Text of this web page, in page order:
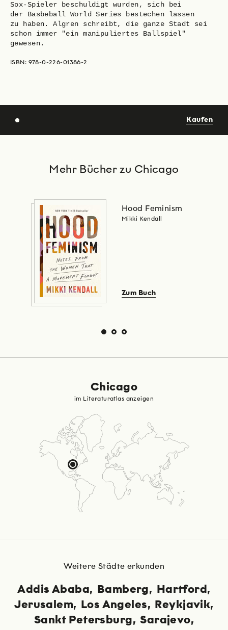
Sox-Spieler beschuldigt wurden, sich bei
der Basbeball World Series bestechen lassen
zu haben. Algren schreibt, die ganze Stadt sei
schon immer "ein manipuliertes Ballspiel"
gewesen.
ISBN: 978-0-226-01386-2
Kaufen
Mehr Bücher zu Chicago
Hood Feminism
Mikki Kendall
Zum Buch
Chicago
im Literaturatlas anzeigen
Weitere Städte erkunden
Addis Ababa Bamberg
Hartford
Jerusalem
Los Angeles
Reykjavik
Sankt Petersburg
Sarajevo